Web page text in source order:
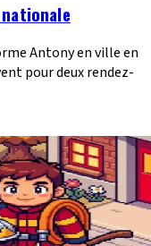
Antony en ville en
pour deux rendez-